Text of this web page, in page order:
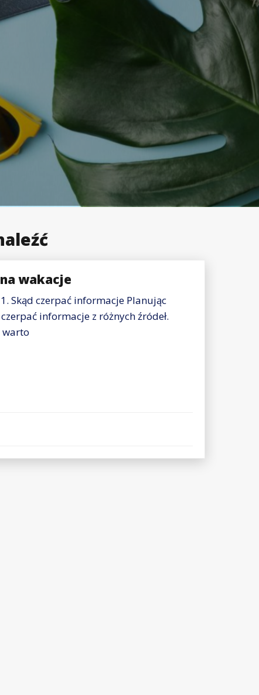
wakacje
Skąd czerpać informacje Planując
informacje z różnych źródeł.
warto